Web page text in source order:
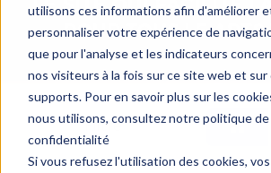
utilisons ces informations afin d'améliorer
personnaliser votre expérience de
que pour l'analyse et les indicateurs
nos visiteurs à la fois sur ce site web et
supports. Pour en savoir plus sur les
nous utilisons, consultez notre politique de
confidentialité
Si vous refusez l'utilisation des cookies, vos
Filtre